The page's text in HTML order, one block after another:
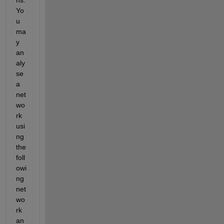
Yo
u
ma
y
an
aly
se
a
net
wo
rk
usi
ng
the
foll
owi
net
wo
rk
an